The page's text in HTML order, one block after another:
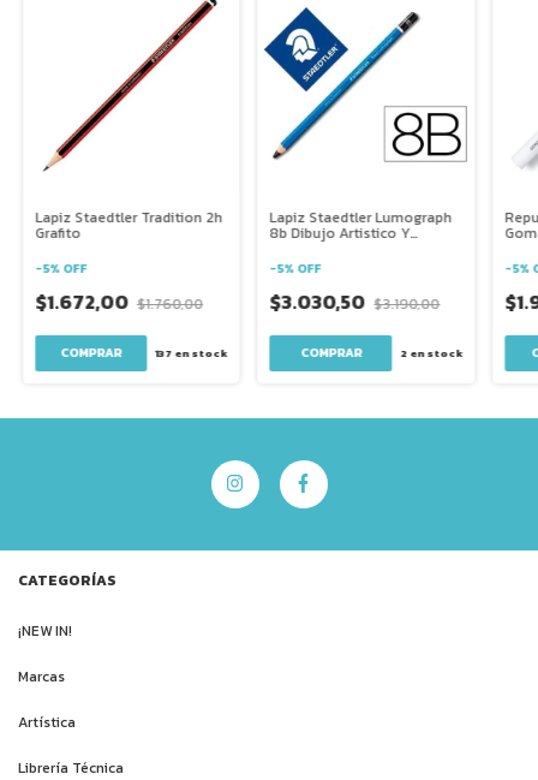
Lapiz Staedtler Tradition 2h
Grafito
-5% OFF
$1.672,00 $1.760,00
137 en stock
Lapiz Staedtler Lumograph
8b Dibujo Artistico Y
Tecnico
-5% OFF
$3.030,50 $3.190,00
2 en stock
-5%
CATEGORÍAS
¡NEW IN!
Marcas
Artística
Librería Técnica